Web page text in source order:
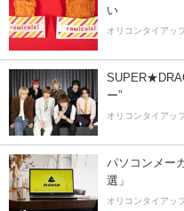
い
オリコンタイアッ
ー”
オリコンタイアッ
パソコンメー
選」
オリコンタイアッ